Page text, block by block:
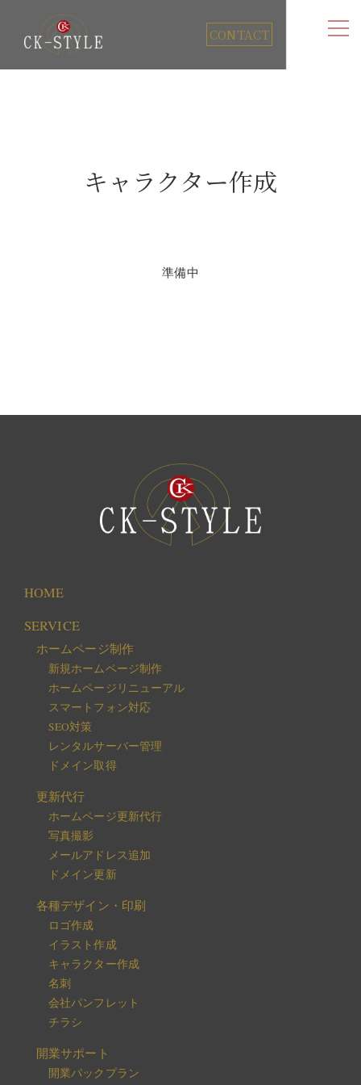
CONTACT
キャラクター作成
準備中
HOME
SERVICE
ホームページ制作
新規ホームページ制作
ホームページリニューアル
スマートフォン対応
SEO対策
レンタルサーバー管理
ドメイン取得
更新代行
ホームページ更新代行
写真撮影
メールアドレス追加
ドメイン更新
各種デザイン・印刷
ロゴ作成
イラスト作成
キャラクター作成
名刺
会社パンフレット
チラシ
開業サポート
開業パックプラン